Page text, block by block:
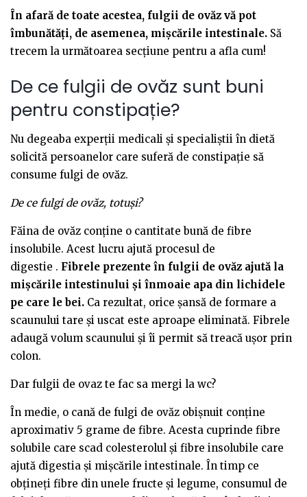
În afară de toate acestea, fulgii de ovăz vă pot
îmbunătăți, de asemenea, mișcările intestinale. Să
trecem la următoarea secțiune pentru a afla cum!
De ce fulgii de ovăz sunt buni
pentru constipație?
Nu degeaba experții medicali și specialiștii în dietă
solicită persoanelor care suferă de constipație să
consume fulgi de ovăz.
De ce fulgi de ovăz, totuși?
Făina de ovăz conține o cantitate bună de fibre
insolubile. Acest lucru ajută procesul de
digestie . Fibrele prezente în fulgii de ovăz ajută la
mișcările intestinului și înmoaie apa din lichidele
pe care le bei. Ca rezultat, orice șansă de formare a
scaunului tare și uscat este aproape eliminată. Fibrele
adaugă volum scaunului și îi permit să treacă ușor prin
colon.
Dar fulgii de ovaz te fac sa mergi la wc?
În medie, o cană de fulgi de ovăz obișnuit conține
aproximativ 5 grame de fibre. Acesta cuprinde fibre
solubile care scad colesterolul și fibre insolubile care
ajută digestia și mișcările intestinale. În timp ce
obțineți fibre din unele fructe și legume, consumul de